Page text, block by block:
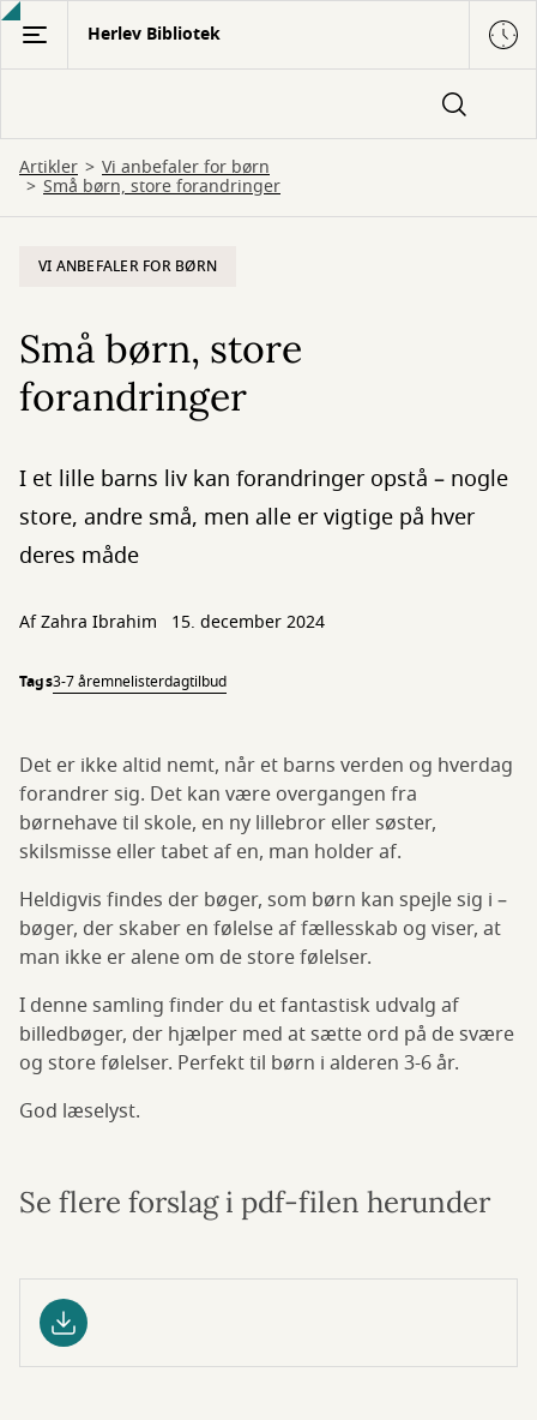
Gå
hovedindhold
Herlev Bibliotek
Artikler Vi anbefaler for børn
Små børn, store forandringer
VI ANBEFALER FOR BØRN
Små børn, store
forandringer
I et lille barns liv kan forandringer opstå – nogle
store, andre små, men alle er vigtige på hver
deres måde
Af Zahra Ibrahim 15. december 2024
Tags3-7 åremnelisterdagtilbud
Det er ikke altid nemt, når et barns verden og hverdag
forandrer sig. Det kan være overgangen fra
børnehave til skole, en ny lillebror eller søster,
skilsmisse eller tabet af en, man holder af.
Heldigvis findes der bøger, som børn kan spejle sig i –
bøger, der skaber en følelse af fællesskab og viser, at
man ikke er alene om de store følelser.
I denne samling finder du et fantastisk udvalg af
billedbøger, der hjælper med at sætte ord på de svære
og store følelser. Perfekt til børn i alderen 3-6 år.
God læselyst.
Se flere forslag i pdf-filen herunder